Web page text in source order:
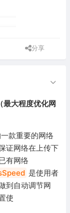
分享
大程度优化网
款重要的网络
证网络在上传下
有网络
是使用者
到自动调节网
使